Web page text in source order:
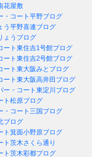
花屋敷
コート平野ブログ
平野喜連ブログ
ょうブログ
ト東住吉1号館ブログ
ト東住吉2号館ブログ
ト東大阪みとブログ
ト東大阪高井田ブログ
・コート東淀川ブログ
ト松原ブログ
コート三国ブログ
ブログ
箕面小野原ブログ
茨木さくら通り
茨木彩都ブログ